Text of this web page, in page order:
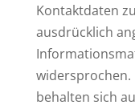
Kontaktdaten
ausdrücklich
widersprochen.
behalten sich